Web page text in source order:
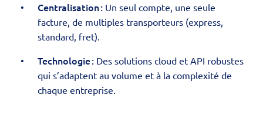
Centralisation : Un seul compte, une seule
facture, de multiples transporteurs (express,
standard, fret).
Technologie : Des solutions cloud et API robustes
qui s’adaptent au volume et à la complexité de
chaque entreprise.